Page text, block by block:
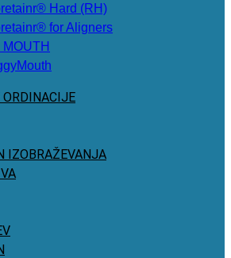
Hard (RH)
for Aligners
MOUTH
ORDINACIJE
IZOBRAŽEVANJA